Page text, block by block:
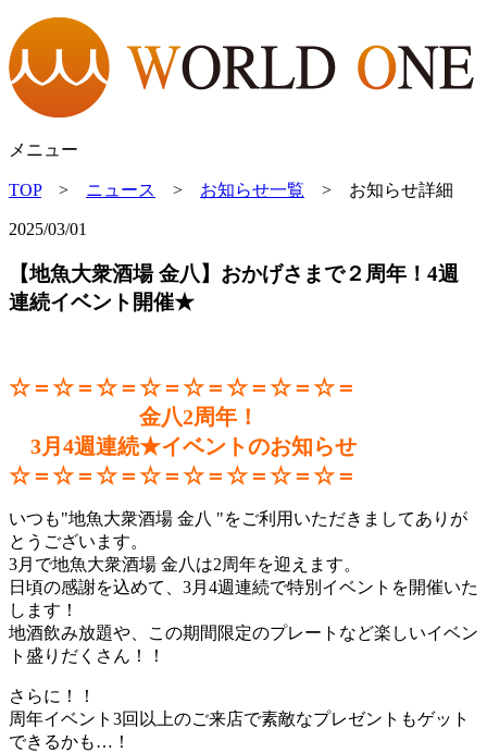
メニュー
TOP> ニュース > お知らせ一覧 > お知らせ詳細
2025/03/01
【地魚大衆酒場 金八】おかげさまで２周年！4週
連続イベント開催★
☆＝☆＝☆＝☆＝☆＝☆＝☆＝☆＝
金八2周年！
3月4週連続★イベントのお知らせ
☆＝☆＝☆＝☆＝☆＝☆＝☆＝☆＝
いつも"地魚大衆酒場 金八 "をご利用いただきましてありが
とうございます。
3月で地魚大衆酒場 金八は2周年を迎えます。
日頃の感謝を込めて、3月4週連続で特別イベントを開催いた
します！
地酒飲み放題や、この期間限定のプレートなど楽しいイベン
ト盛りだくさん！！
さらに！！
周年イベント3回以上のご来店で素敵なプレゼントもゲット
できるかも…！